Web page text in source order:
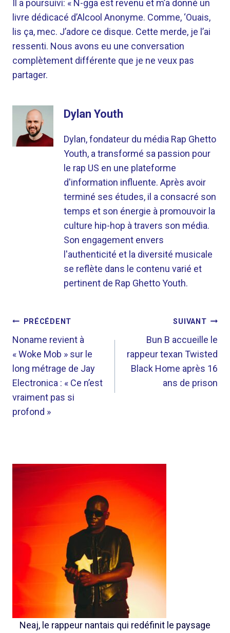
Il a poursuivi: « N-gga est revenu et m’a donné un
livre dédicacé d’Alcool Anonyme. Comme, ‘Ouais,
lis ça, mec. J’adore ce disque. Cette merde, je l’ai
ressenti. Nous avons eu une conversation
complètement différente que je ne veux pas
partager.
Dylan Youth
Dylan, fondateur du média Rap Ghetto
Youth, a transformé sa passion pour
le rap US en une plateforme
d'information influente. Après avoir
terminé ses études, il a consacré son
temps et son énergie à promouvoir la
culture hip-hop à travers son média.
Son engagement envers
l'authenticité et la diversité musicale
se reflète dans le contenu varié et
pertinent de Rap Ghetto Youth.
NAVIGATION
DE
L’ARTICLE
PRÉCÉDENT
Noname revient à
« Woke Mob » sur le
long métrage de Jay
Electronica : « Ce n’est
vraiment pas si
profond »
SUIVANT
Bun B accueille le
rappeur texan Twisted
Black Home après 16
ans de prison
Neaj, le rappeur nantais qui redéfinit le paysage